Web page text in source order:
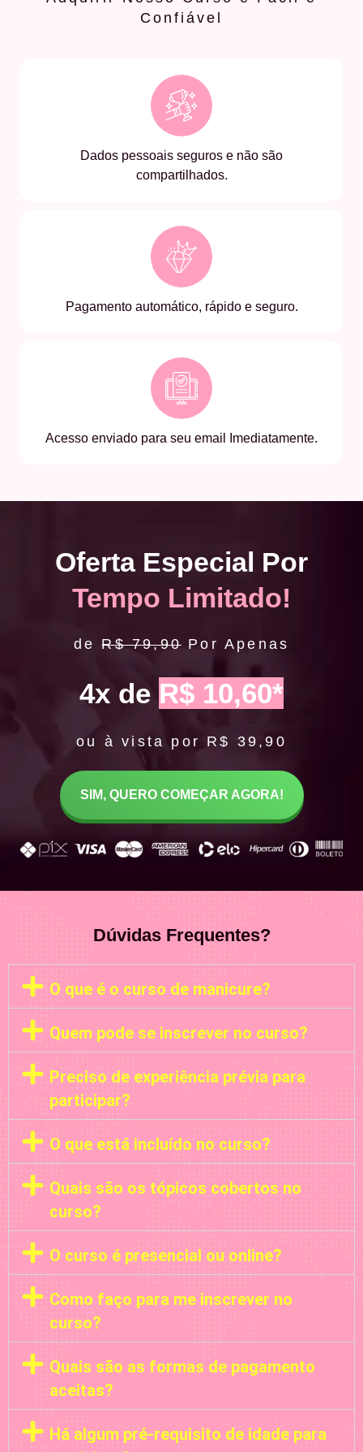
Confiável
Dados pessoais seguros e não são
compartilhados.
Pagamento automático, rápido e seguro.
Acesso enviado para seu email Imediatamente.
Oferta Especial Por
Tempo Limitado!
deR$ 79,90 Por Apenas
4x de R$ 10,60*
ou à vista por R$ 39,90
SIM, QUERO COMEÇAR AGORA!
Dúvidas Frequentes?
O que é o curso de manicure?
Quem pode se inscrever no curso?
Preciso de experiência prévia para
participar?
O que está incluído no curso?
Quais são os tópicos cobertos no
curso?
O curso é presencial ou online?
Como faço para me inscrever no
curso?
Quais são as formas de pagamento
aceitas?
Há algum pré-requisito de idade para